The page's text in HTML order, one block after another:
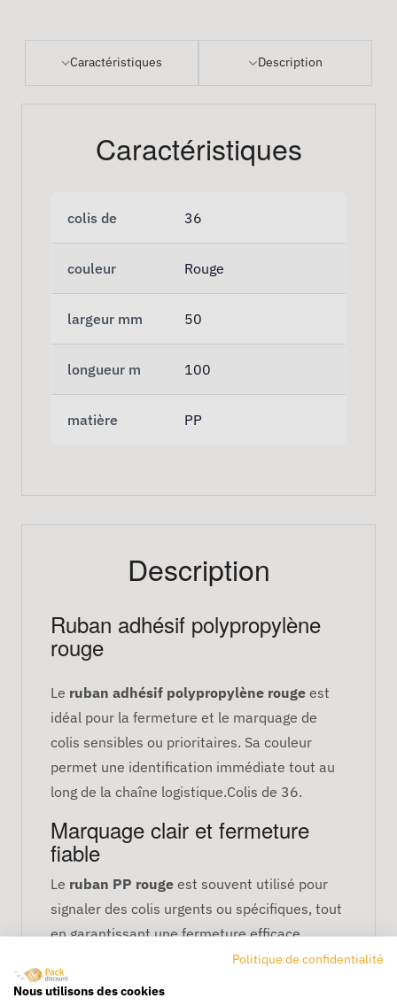
Caractéristiques Description
Caractéristiques
colis de 36
couleur Rouge
largeur mm 50
longueur m 100
matière PP
Description
Ruban adhésif polypropylène
rouge
Le ruban adhésif polypropylène rouge est
idéal pour la fermeture et le marquage de
colis sensibles ou prioritaires. Sa couleur
permet une identification immédiate tout au
long de la chaîne logistique.Colis de 36.
Marquage clair et fermeture
fiable
Le ruban PP rouge est souvent utilisé pour
signaler des colis urgents ou spécifiques, tout
en garantissant une fermeture efficace.
Spécifications techniquesPolitique de confidentialité
Nous utilisons des cookies